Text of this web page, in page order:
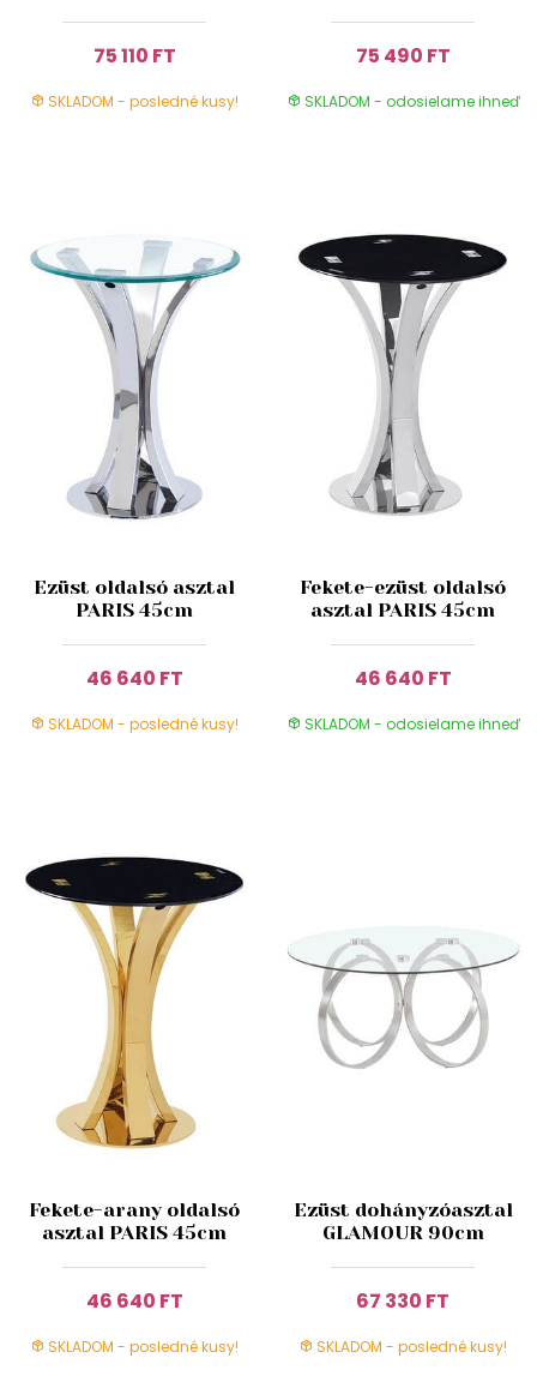
75 110 FT
SKLADOM - posledné kusy!
75 490 FT
SKLADOM - odosielame ihneď
Ezüst oldalsó asztal
PARIS 45cm
46 640 FT
SKLADOM - posledné kusy!
Fekete-ezüst oldalsó
asztal PARIS 45cm
46 640 FT
SKLADOM - odosielame ihneď
Fekete-arany oldalsó
asztal PARIS 45cm
46 640 FT
SKLADOM - posledné kusy!
Ezüst dohányzóasztal
GLAMOUR 90cm
67 330 FT
SKLADOM - posledné kusy!